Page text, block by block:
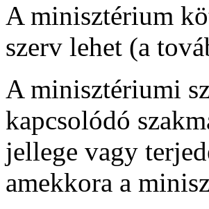
A minisztérium
szerv lehet (a
A minisztériumi
kapcsolódó
jellege vagy
amekkora a